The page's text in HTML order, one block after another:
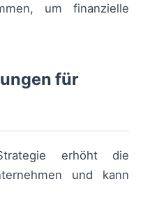
um finanzielle
für
erhöht die
und kann